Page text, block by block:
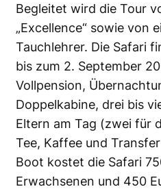
Begleitet wird die Tour
„Excellence“ sowie von
Tauchlehrer. Die Safari
bis zum 2. September
Vollpension,
Doppelkabine, drei bis
Eltern am Tag (zwei für
Tee, Kaffee und
Boot kostet die Safari
Erwachsenen und 450